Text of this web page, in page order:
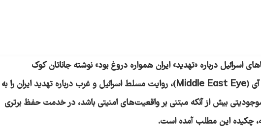
اسرائیل درباره «تهدید» ایران همواره دروغ بود» نوشته جاناتان کوک
(Middle East Eye)
، روایت مسلط اسرائیل و غرب درباره تهدید ایران را به
بیش از آنکه مبتنی بر واقعیت‌های امنیتی باشد، در خدمت حفظ برتری
چکیده این مطلب آمده است.